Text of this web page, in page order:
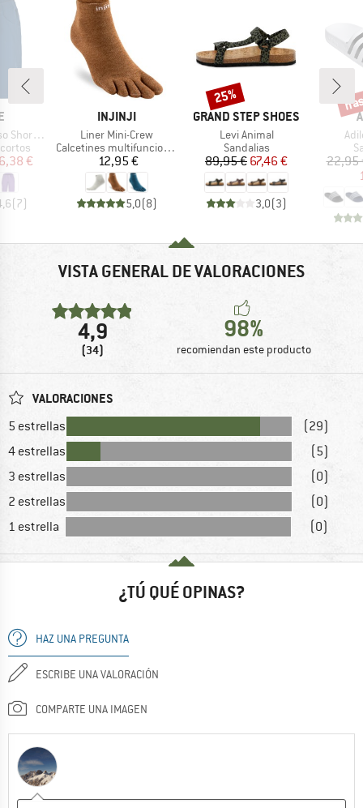
II
reducido
€
(7)
MARCA
INJINJI
Artículo
Liner Mini-Crew
Product group
Calcetines multifuncionales
Precio
12,95 €
5,0(8)
MARCA
GRAND STEP SHOES
Artículo
Levi Animal
Product group
Sandalias
Precio
89,95 €Precio reducido
67,46 €
3,0(3)
Descuento
25%
22,95
VISTA GENERAL DE VALORACIONES
4,9
(34)
98%
recomiendan este producto
VALORACIONES
5 estrellas
(29)
4 estrellas
(5)
3 estrellas
(0)
2 estrellas
(0)
1 estrella
(0)
¿TÚ QUÉ OPINAS?
HAZ UNA PREGUNTA
ESCRIBE UNA VALORACIÓN
COMPARTE UNA IMAGEN